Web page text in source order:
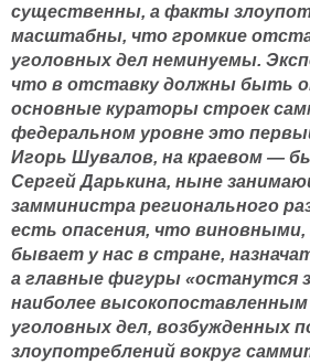
существенны, а факты
масштабны, что громкие
уголовных дел неминуемы.
что в отставку должны быть
основные кураторы строек
федеральном уровне это
Игорь Шувалов, на краевом —
Сергей Дарькина, ныне
замминистра регионального
есть опасения, что виновными,
бывает у нас в стране,
а главные фигуры «останутся
наиболее
уголовных дел, возбужденных
злоупотреблений вокруг